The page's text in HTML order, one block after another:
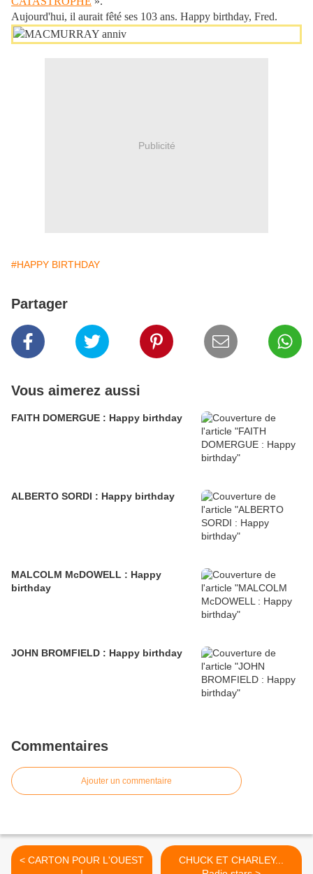
Aujourd'hui, il aurait fêté ses 103 ans. Happy birthday, Fred.
Publicité
#HAPPY BIRTHDAY
Partager
Vous aimerez aussi
FAITH DOMERGUE : Happy birthday
ALBERTO SORDI : Happy birthday
MALCOLM McDOWELL : Happy
birthday
JOHN BROMFIELD : Happy birthday
Commentaires
Ajouter un commentaire
< CARTON POUR L'OUEST
CHUCK ET CHARLEY...